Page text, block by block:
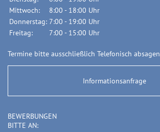
Mittwoch:
8:00 - 18:00 Uhr
Donnerstag: 7:00 - 19:00 Uhr
Freitag:
7:00 - 15:00 Uhr
Termine bitte ausschließlich Telefonisch absagen
Informationsanfrage
BEWERBUNGEN
BITTE AN: